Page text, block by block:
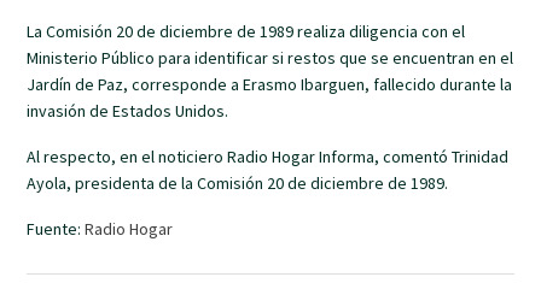
La Comisión 20 de diciembre de 1989 realiza diligencia con el
Ministerio Público para identificar si restos que se encuentran en el
Jardín de Paz, corresponde a Erasmo Ibarguen, fallecido durante la
invasión de Estados Unidos.
Al respecto, en el noticiero Radio Hogar Informa, comentó Trinidad
Ayola, presidenta de la Comisión 20 de diciembre de 1989.
Fuente:Radio Hogar